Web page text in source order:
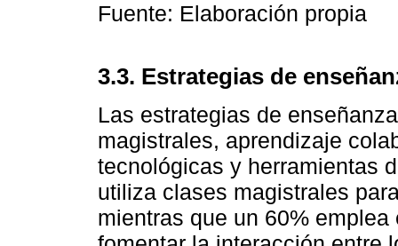
Fuente: Elaboración propia
3.3. Estrategias de
Las estrategias de
magistrales, aprendizaje
tecnológicas y herramientas
utiliza clases magistrales
mientras que un 60%